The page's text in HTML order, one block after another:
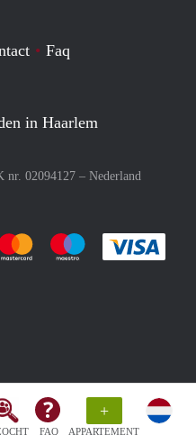
FAQ
+
APPARTEMENT
Faq
in Haarlem
nr. 02094127 – Nederland
rekent gemakkelijk af met Paypal
Je rekent gemakkelijk af met
Je rekent